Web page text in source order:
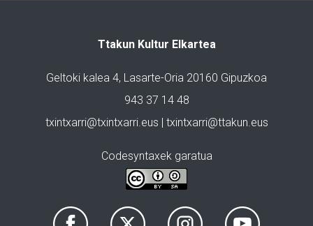
Ttakun Kultur Elkartea
Geltoki kalea 4, Lasarte-Oria 20160 Gipuzkoa
943 37 14 48
txintxarri@txintxarri.eus | txintxarri@ttakun.eus
Codesyntaxek garatua